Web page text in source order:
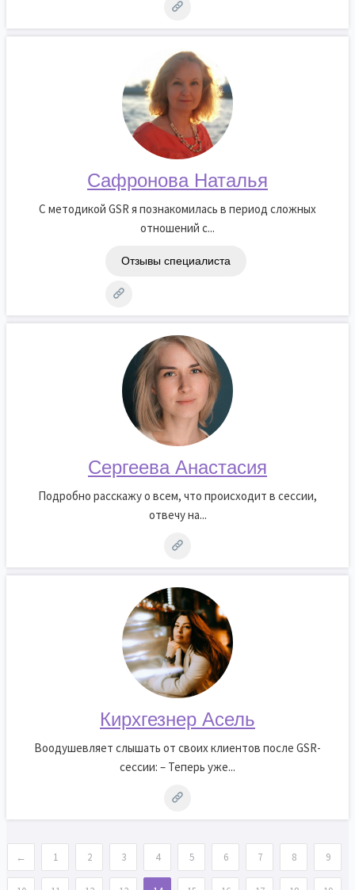
Сафронова Наталья
С методикой GSR я познакомилась в период сложных
отношений с...
Отзывы специалиста
Сергеева Анастасия
Подробно расскажу о всем, что происходит в сессии,
отвечу на...
Кирхгезнер Асель
Воодушевляет слышать от своих клиентов после GSR-
сессии: – Теперь уже...
← 1 2 3 4 5 6 7 8 9